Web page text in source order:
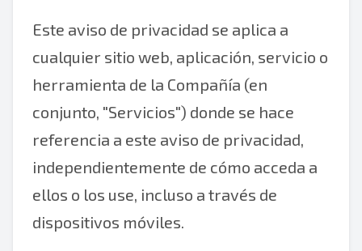
Este aviso de privacidad se aplica a
cualquier sitio web, aplicación, servicio o
herramienta de la Compañía (en
conjunto, "Servicios") donde se hace
referencia a este aviso de privacidad,
independientemente de cómo acceda a
ellos o los use, incluso a través de
dispositivos móviles.